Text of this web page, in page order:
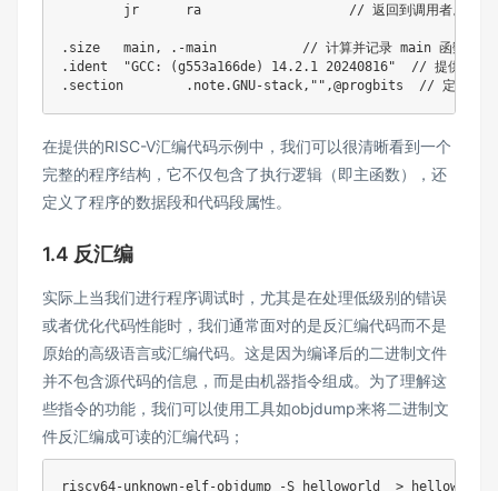
	jr	ra
// 返回到调用者。
. size	main , . -main // 计算并记录 main 函数的大
.
"GCC: (g553a166de) 14.2.1 20240816"
// 提供编译
.
. note.GNU-stack , "" ,@progbits // 定义一个
在提供的RISC-V汇编代码示例中，我们可以很清晰看到一个
完整的程序结构，它不仅包含了执行逻辑（即主函数），还
定义了程序的数据段和代码段属性。
1.4 反汇编
实际上当我们进行程序调试时，尤其是在处理低级别的错误
或者优化代码性能时，我们通常面对的是反汇编代码而不是
原始的高级语言或汇编代码。这是因为编译后的二进制文件
并不包含源代码的信息，而是由机器指令组成。为了理解这
些指令的功能，我们可以使用工具如objdump来将二进制文
件反汇编成可读的汇编代码；
riscv64-unknown-elf-objdump -S helloworld >